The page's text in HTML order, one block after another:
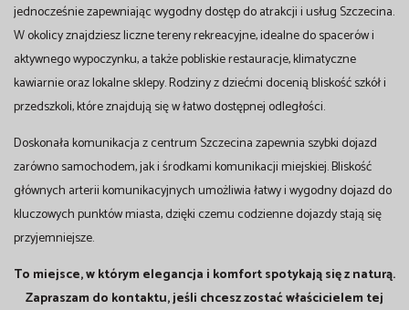
jednocześnie zapewniając wygodny dostęp do atrakcji i usług Szczecina.
W okolicy znajdziesz liczne tereny rekreacyjne, idealne do spacerów i
aktywnego wypoczynku, a także pobliskie restauracje, klimatyczne
kawiarnie oraz lokalne sklepy. Rodziny z dziećmi docenią bliskość szkół i
przedszkoli, które znajdują się w łatwo dostępnej odległości.
Doskonała komunikacja z centrum Szczecina zapewnia szybki dojazd
zarówno samochodem, jak i środkami komunikacji miejskiej. Bliskość
głównych arterii komunikacyjnych umożliwia łatwy i wygodny dojazd do
kluczowych punktów miasta, dzięki czemu codzienne dojazdy stają się
przyjemniejsze.
To miejsce, w którym elegancja i komfort spotykają się z naturą.
Zapraszam do kontaktu, jeśli chcesz zostać właścicielem tej